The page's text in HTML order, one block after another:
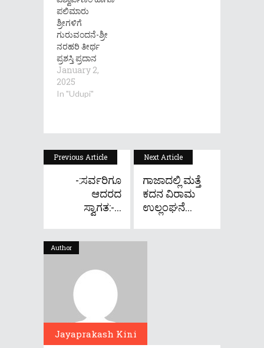
ಪಲಿಮಾರು
ಶ್ರೀಗಳಿಗೆ
ಗುರುವಂದನೆ-ಶ್ರೀ
ನರಹರಿ ತೀರ್ಥ
ಪ್ರಶಸ್ತಿ ಪ್ರದಾನ
January 2,
2025
In "Udupi"
Previous Article
-:ಸರ್ವರಿಗೂ
ಆದರದ
ಸ್ವಾಗತ:-...
Next Article
ಗಾಜಾದಲ್ಲಿ ಮತ್ತೆ
ಕದನ ವಿರಾಮ
ಉಲ್ಲಂಘನೆ...
Author
Jayaprakash Kini